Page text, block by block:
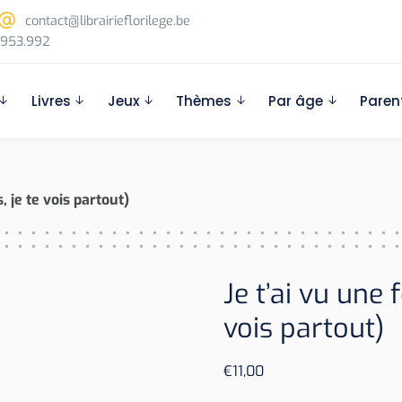
contact@librairieflorilege.be
Livres Jeux Thèmes Par âge
je te vois partout)
Je t’ai vu une
vois partout)
€11,00